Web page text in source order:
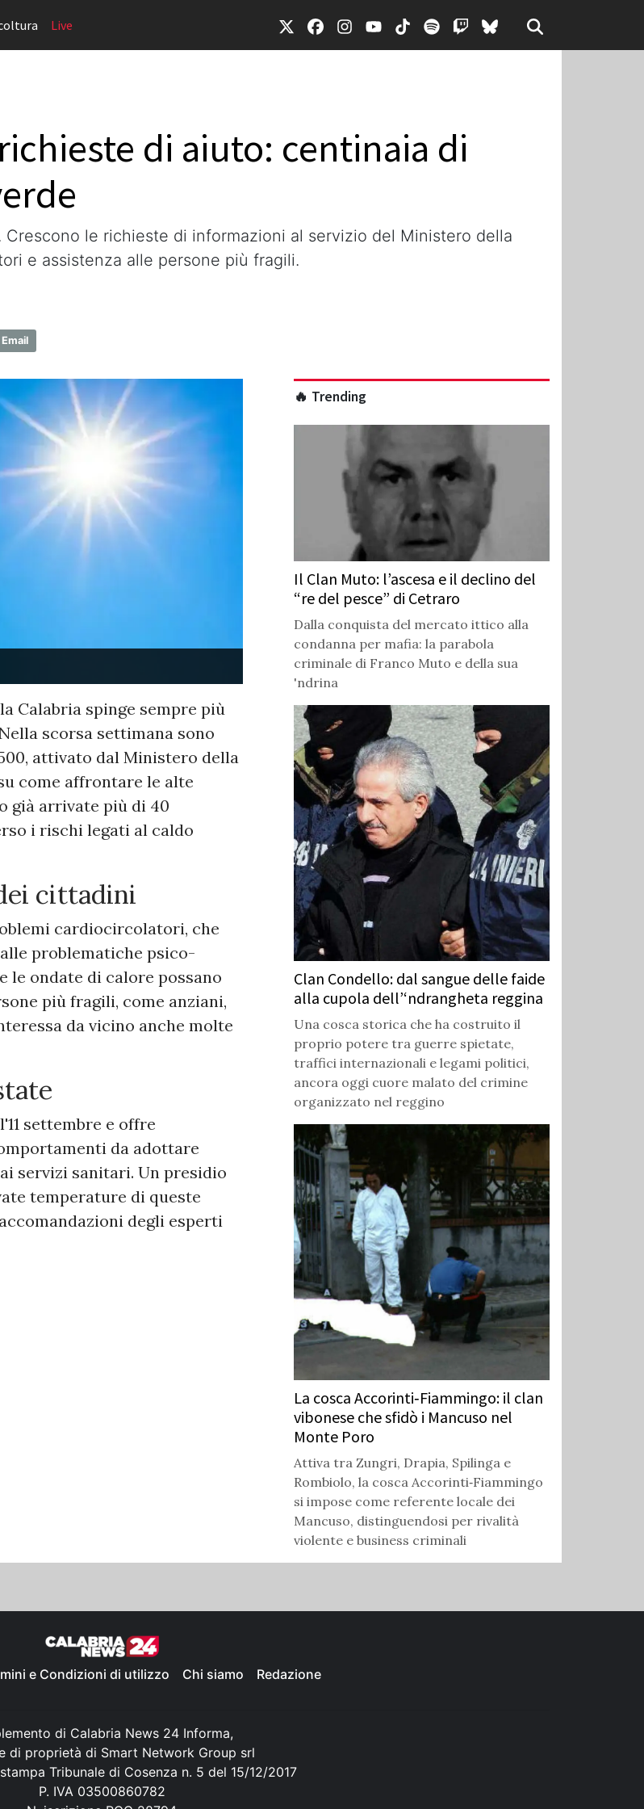
Live
di aiuto: centinaia di
Crescono le richieste di informazioni al servizio del Ministero della
e assistenza alle persone più fragili.
Email
Calabria spinge sempre più
scorsa settimana sono
attivato dal Ministero della
come affrontare le alte
già arrivate più di 40
i rischi legati al caldo
cittadini
cardiocircolatori, che
problematiche psico-
le ondate di calore possano
più fragili, come anziani,
da vicino anche molte
settembre e offre
da adottare
servizi sanitari. Un presidio
temperature di queste
degli esperti
🔥 Trending
Il Clan Muto: l’ascesa e il declino del
“re del pesce” di Cetraro
Dalla conquista del mercato ittico alla
condanna per mafia: la parabola
criminale di Franco Muto e della sua
'ndrina
Clan Condello: dal sangue delle faide
alla cupola dell’‘ndrangheta reggina
Una cosca storica che ha costruito il
proprio potere tra guerre spietate,
traffici internazionali e legami politici,
ancora oggi cuore malato del crimine
organizzato nel reggino
La cosca Accorinti‑Fiammingo: il clan
vibonese che sfidò i Mancuso nel
Monte Poro
Attiva tra Zungri, Drapia, Spilinga e
Rombiolo, la cosca Accorinti‑Fiammingo
si impose come referente locale dei
Mancuso, distinguendosi per rivalità
violente e business criminali
e Condizioni di utilizzo Chi siamo Redazione
di Calabria News 24 Informa,
di proprietà di Smart Network Group srl
Tribunale di Cosenza n. 5 del 15/12/2017
P. IVA 03500860782